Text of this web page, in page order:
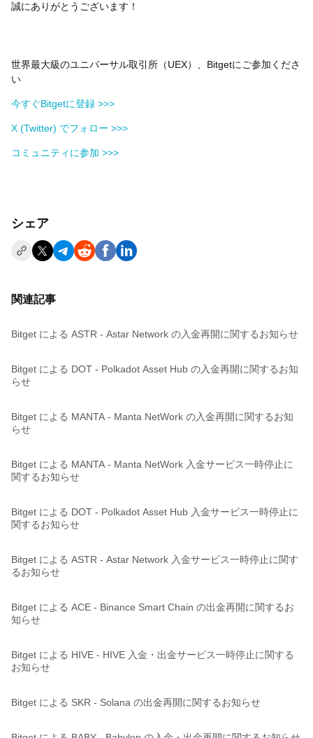
誠にありがとうございます！
世界最大級のユニバーサル取引所（UEX）、Bitgetにご参加くださ
い
今すぐBitgetに登録 >>>
X (Twitter) でフォロー >>>
コミュニティに参加 >>>
シェア
関連記事
Bitget による ASTR - Astar Network の入金再開に関するお知らせ
Bitget による DOT - Polkadot Asset Hub の入金再開に関するお知
らせ
Bitget による MANTA - Manta NetWork の入金再開に関するお知
らせ
Bitget による MANTA - Manta NetWork 入金サービス一時停止に
関するお知らせ
Bitget による DOT - Polkadot Asset Hub 入金サービス一時停止に
関するお知らせ
Bitget による ASTR - Astar Network 入金サービス一時停止に関す
るお知らせ
Bitget による ACE - Binance Smart Chain の出金再開に関するお
知らせ
Bitget による HIVE - HIVE 入金・出金サービス一時停止に関する
お知らせ
Bitget による SKR - Solana の出金再開に関するお知らせ